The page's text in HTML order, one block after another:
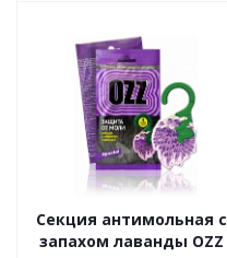
Секция антимольная с
запахом лаванды OZZ